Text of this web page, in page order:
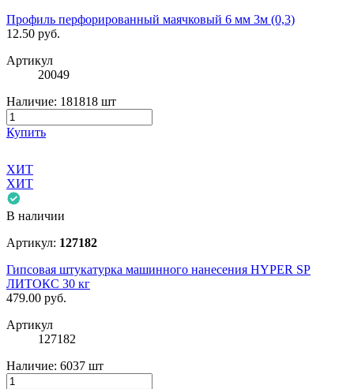
Профиль перфорированный маячковый 6 мм 3м (0,3)
12.50 руб.
Артикул
20049
Наличие: 181818 шт
Купить
ХИТ
ХИТ
В наличии
Артикул: 127182
Гипсовая штукатурка машинного нанесения HYPER SP
ЛИТОКС 30 кг
479.00 руб.
Артикул
127182
Наличие: 6037 шт